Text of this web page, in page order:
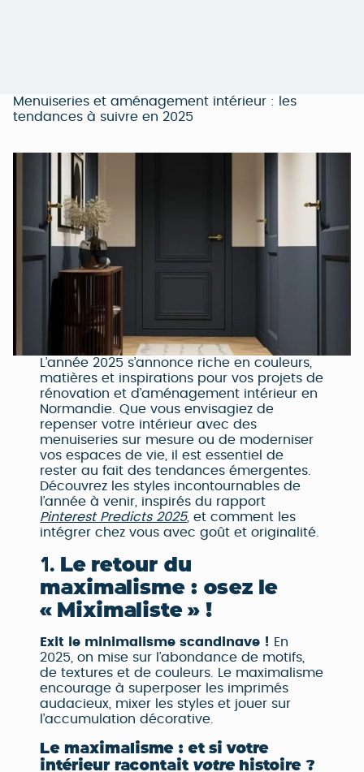
Menuiseries et aménagement intérieur : les
tendances à suivre en 2025
L’année 2025 s’annonce riche en couleurs,
matières et inspirations pour vos projets de
rénovation et d’aménagement intérieur en
Normandie. Que vous envisagiez de
repenser votre intérieur avec des
menuiseries sur mesure ou de moderniser
vos espaces de vie, il est essentiel de
rester au fait des tendances émergentes.
Découvrez les styles incontournables de
l’année à venir, inspirés du rapport
Pinterest Predicts 2025, et comment les
intégrer chez vous avec goût et originalité.
1. Le retour du
maximalisme : osez le
« Miximaliste » !
Exit le minimalisme scandinave ! En
2025, on mise sur l’abondance de motifs,
de textures et de couleurs. Le maximalisme
encourage à superposer les imprimés
audacieux, mixer les styles et jouer sur
l’accumulation décorative.
Le maximalisme : et si votre
intérieur racontait votre histoire ?